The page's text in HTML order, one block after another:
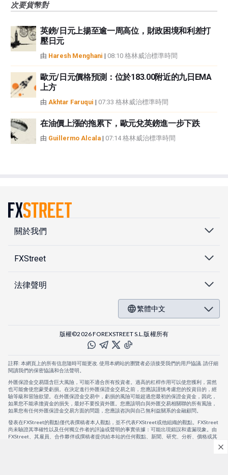
次要貨幣對
英鎊/日元上揚至逾一周高位，財政困境和利差打
壓日元
由 Haresh Menghani | 08:10 格林威治標準時間
歐元/日元價格預測：位於183.00附近的九日EMA
上方
由 Akhtar Faruqui | 07:33 格林威治標準時間
在油價上漲的拖累下，歐元兌英鎊進一步下跌
由 Guillermo Alcala | 07:14 格林威治標準時間
關於我們
FXStreet
法律聲明
繁體中文
版權©2026 FOREXSTREET S.L.版權所有
註釋: 本網頁上的所有信息隨時可能更改. 使用本網站的瀏覽者必須接受我們的用戶協議. 請仔細
閱讀我們的保密協議和合法聲明。
外匯保證金交易隱含巨大風險，可能不適合所有投資者。過高的杠桿作用可以使您獲利，當然
也可能會使您蒙受虧損。在決定進行外匯保證金交易之前，您應該謹慎考慮您的投資目的，經
驗等級和冒險欲望。在外匯保證金交易中，虧損的風險可能超過您最初的保證金資金，因此，
如果您不能承擔資金的損失，最好不要投資外匯。您應該明白與外匯交易相關聯的所有風險，
如果您有任何外匯保證金交易方面的問題，您應該咨詢與自己無利益關系的金融顧問。
發表在FXStreet的觀點僅代表撰稿者本人觀點，並不代表FXStreet或他組織的觀點。FXStreet
尚未驗證其準確性以及任何獨立作者的評論或聲明的事實依據：可能出現錯誤和遺漏現象。由
FXStreet、其雇員、合作夥伴或撰稿者提供給本站的任何觀點、新聞、研究、分析、價格或其